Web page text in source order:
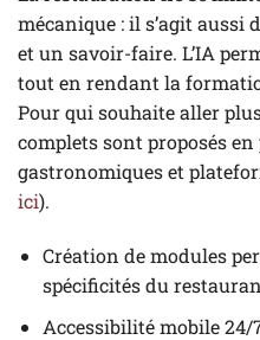
mécanique : il s’agit
et un savoir-faire. L’IA
tout en rendant la
Pour qui souhaite aller
complets sont proposés
gastronomiques et
ici).
Création de modules
spécificités du
Accessibilité mobile